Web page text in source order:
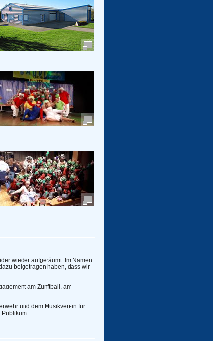
wieder aufgeräumt. Im Namen
beigetragen haben, dass wir
am Zunftball, am
und dem Musikverein für
Publikum.